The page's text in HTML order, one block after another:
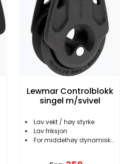
Lewmar Controlblokk
singel m/svivel
Lav vekt / høy styrke
Lav friksjon
For middelhøy dynamisk last